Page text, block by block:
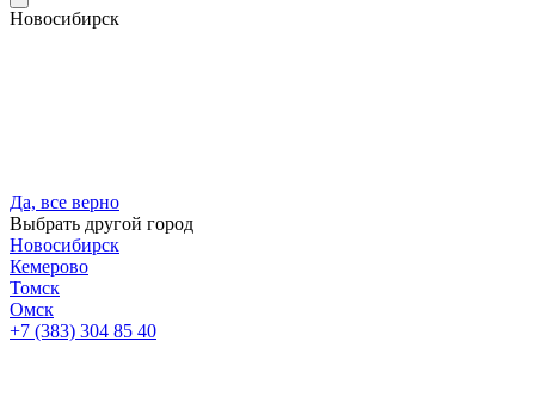
Новосибирск
Да, все верно
Выбрать другой город
Новосибирск
Кемерово
Томск
Омск
+7 (383) 304 85 40